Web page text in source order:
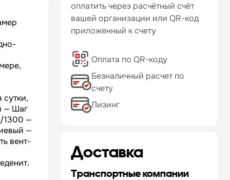
э/
... 27
оплатить через расчётный счёт
вашей организации или QR-код
приложенный к счету
Оплата по QR-коду
Безналичный расчет по
счету
Лизинг
Доставка
Транспортные компании
— Шаг
1300 —
—
вент-